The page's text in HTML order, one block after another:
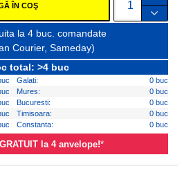
ÎN COŞ
la 4 buc. comandate
Courier, Sameday)
total: >4 buc
Galati:
0 buc
Mures:
0 buc
Bucuresti:
0 buc
Timisoara:
0 buc
Constanta: 0 buc
GRATUIT la 4 anvelope!*